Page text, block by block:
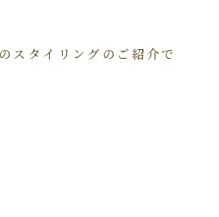
スタイリングのご紹介で